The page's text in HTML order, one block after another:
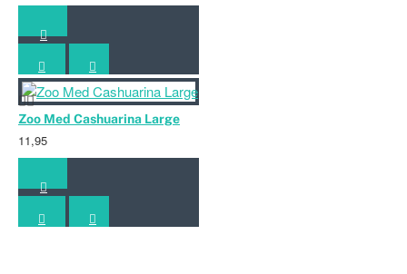
Zoo Med Cashuarina Large
11,95